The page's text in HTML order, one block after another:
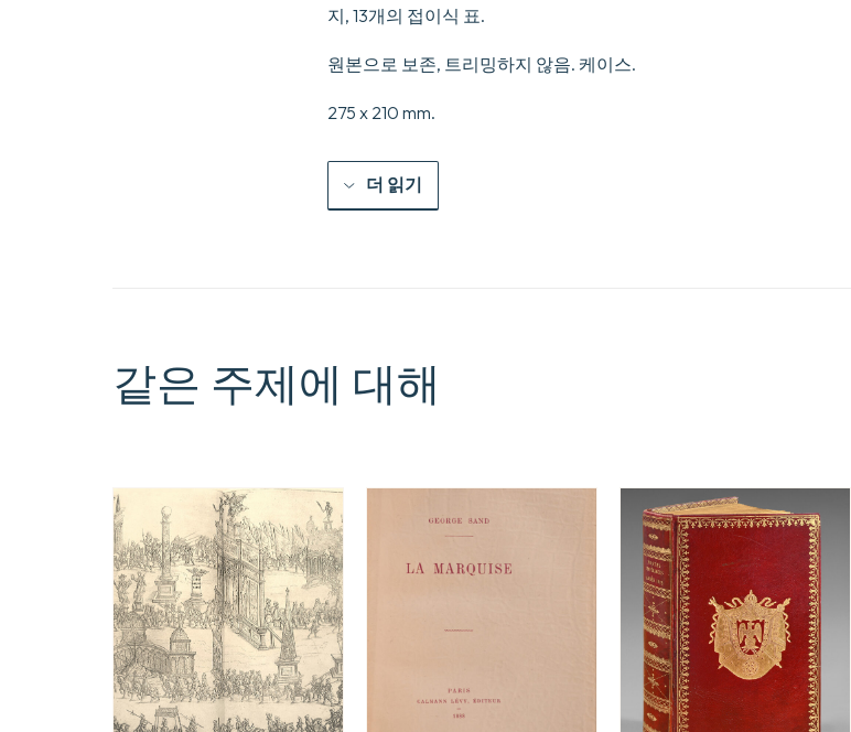
지, 13개의 접이식 표.
원본으로 보존, 트리밍하지 않음. 케이스.
275 x 210 mm.
더 읽기
같은 주제에 대해